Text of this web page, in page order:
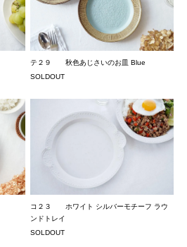
テ２９ 秋色あじさいのお皿 Blue
SOLDOUT
コ２３ ホワイト シルバーモチーフ ラウ
ンドトレイ
SOLDOUT